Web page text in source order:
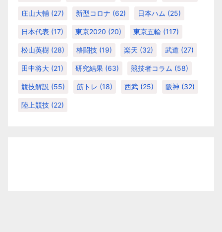
庄山大輔 (27) 新型コロナ (62) 日本ハム (25)
日本代表 (17) 東京2020 (20) 東京五輪 (117)
松山英樹 (28) 格闘技 (19) 楽天 (32) 武道 (27)
田中将大 (21) 研究結果 (63) 競技者コラム (58)
競技解説 (55) 筋トレ (18) 西武 (25) 阪神 (32)
陸上競技 (22)